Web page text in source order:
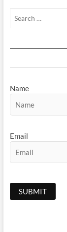
Name
Email